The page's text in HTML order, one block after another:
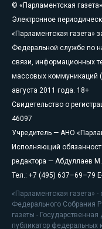
© «Парламентская
Электронное
«Парламентская газета»
Федеральной службе по
связи, информационных
массовых коммуникаций
августа 2011 года. 18+
Свидетельство о
46097
Учредитель — АНО
Исполняющий
редактора — Абдуллаев
Тел.: +7 (495) 637–69–79
«Парламентская газета»
Федерального Собрания
газеты -
публикатор федеральных